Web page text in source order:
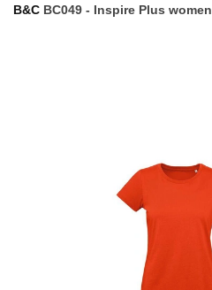
B&C BC049 - Inspire Plus women